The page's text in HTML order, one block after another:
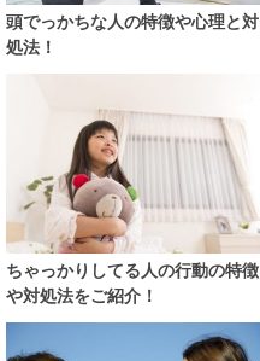
頭でっかちな人の特徴や心理と対
処法！
ちゃっかりしてる人の行動の特徴
や対処法をご紹介！